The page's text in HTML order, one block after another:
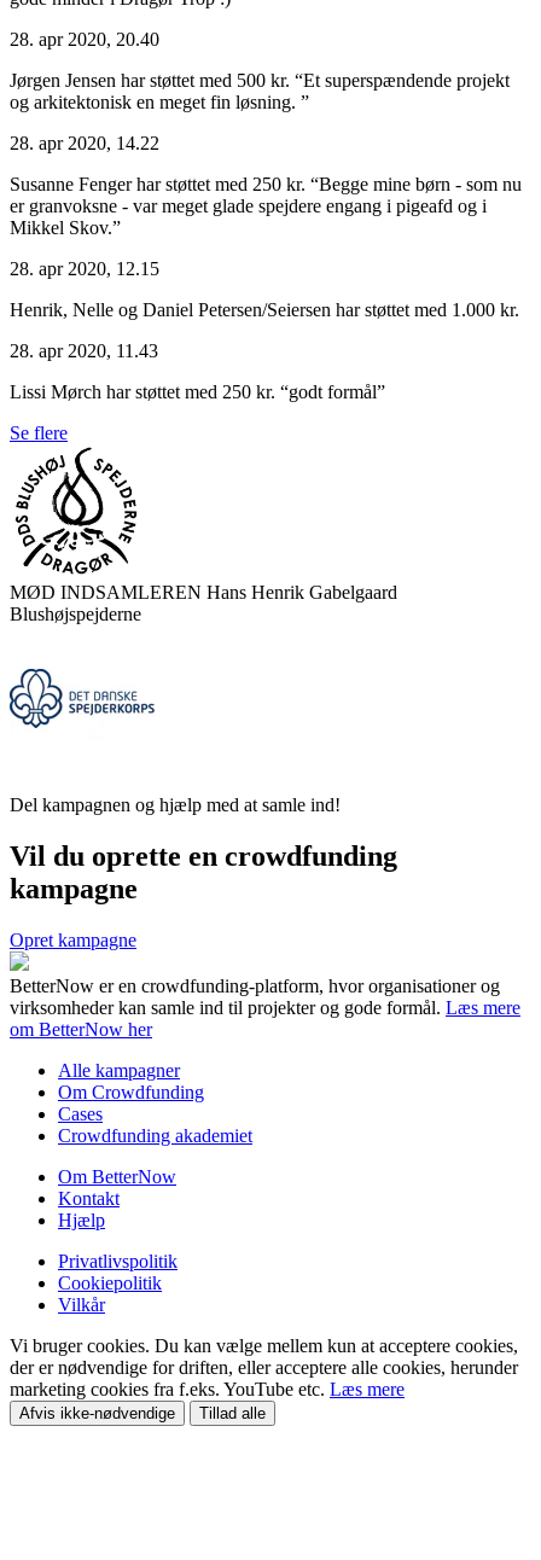
28. apr 2020, 20.40
Jørgen Jensen har støttet med 500 kr. “Et superspændende projekt
og arkitektonisk en meget fin løsning. ”
28. apr 2020, 14.22
Susanne Fenger har støttet med 250 kr. “Begge mine børn - som nu
er granvoksne - var meget glade spejdere engang i pigeafd og i
Mikkel Skov.”
28. apr 2020, 12.15
Henrik, Nelle og Daniel Petersen/Seiersen har støttet med 1.000 kr.
28. apr 2020, 11.43
Lissi Mørch har støttet med 250 kr. “godt formål”
Se flere
MØD INDSAMLEREN Hans Henrik Gabelgaard
Blushøjspejderne
Del kampagnen og hjælp med at samle ind!
Vil du oprette en crowdfunding
kampagne
Opret kampagne
BetterNow er en crowdfunding-platform, hvor organisationer og
virksomheder kan samle ind til projekter og gode formål. Læs mere
om BetterNow her
Alle kampagner
Om Crowdfunding
Cases
Crowdfunding akademiet
Om BetterNow
Kontakt
Hjælp
Privatlivspolitik
Cookiepolitik
Vilkår
Vi bruger cookies. Du kan vælge mellem kun at acceptere cookies,
der er nødvendige for driften, eller acceptere alle cookies, herunder
marketing cookies fra f.eks. YouTube etc. Læs mere
Afvis ikke-nødvendige Tillad alle